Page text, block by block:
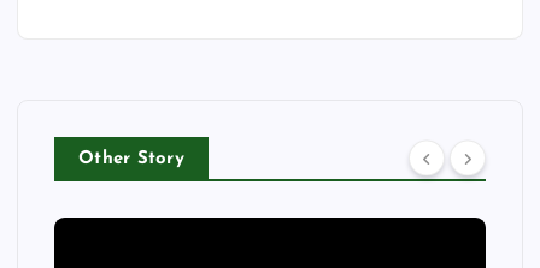
Other Story